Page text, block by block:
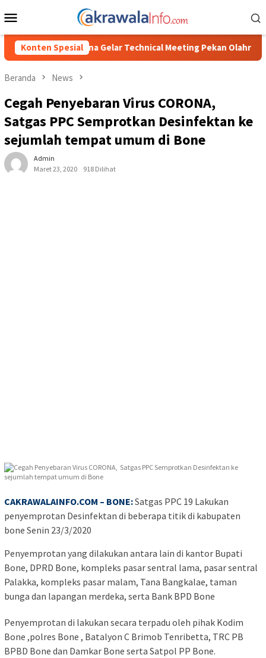
ke
Mobile
Konten Spesial
Technical Meeting Pekan Olahraga Tingkat Kecamatan Konda
Beranda News
Cegah Penyebaran Virus CORONA,
Satgas PPC Semprotkan Desinfektan ke
sejumlah tempat umum di Bone
Admin
Maret 23, 2020
918 Dilihat
CAKRAWALAINFO.COM – BONE:Satgas PPC 19 Lakukan
penyemprotan Desinfektan di beberapa titik di kabupaten
bone Senin 23/3/2020
Penyemprotan yang dilakukan antara lain di kantor Bupati
Bone, DPRD Bone, kompleks pasar sentral lama, pasar sentral
Palakka, kompleks pasar malam, Tana Bangkalae, taman
bunga dan lapangan merdeka, serta Bank BPD Bone
Penyemprotan di lakukan secara terpadu oleh pihak Kodim
Bone ,polres Bone , Batalyon C Brimob Tenribetta, TRC PB
BPBD Bone dan Damkar Bone serta Satpol PP Bone.